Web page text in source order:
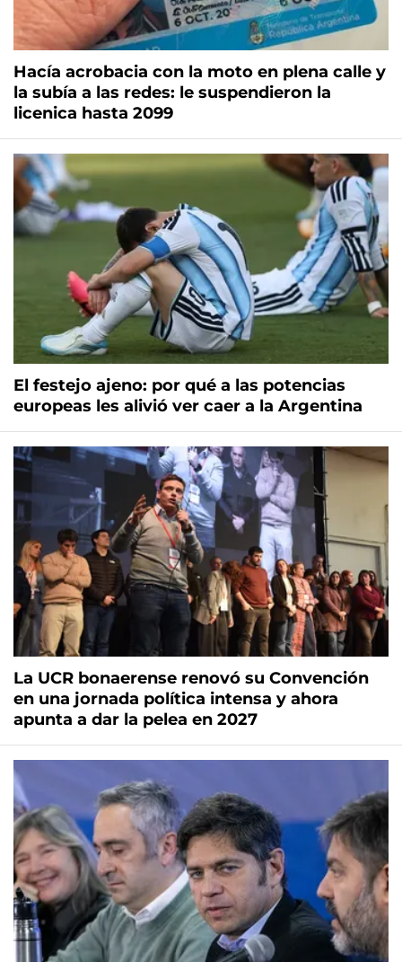
Hacía acrobacia con la moto en plena calle y
la subía a las redes: le suspendieron la
licenica hasta 2099
El festejo ajeno: por qué a las potencias
europeas les alivió ver caer a la Argentina
La UCR bonaerense renovó su Convención
en una jornada política intensa y ahora
apunta a dar la pelea en 2027